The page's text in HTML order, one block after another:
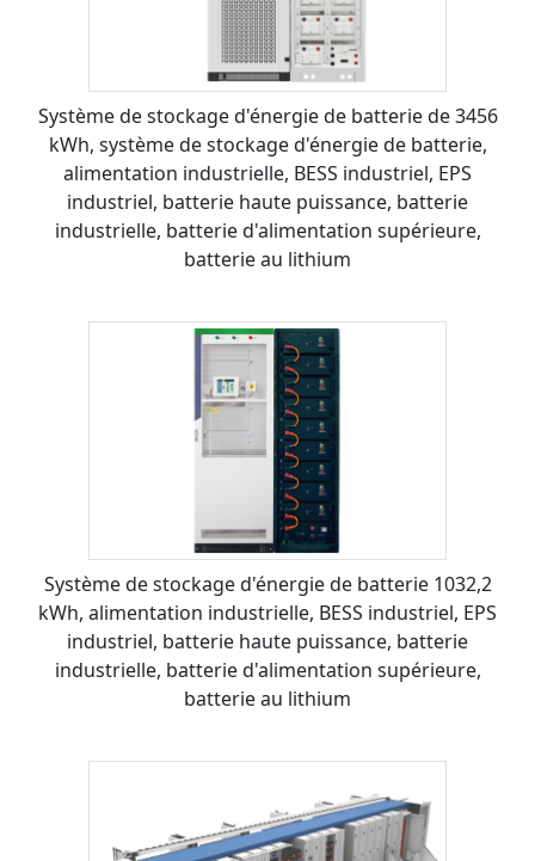
Système de stockage d'énergie de batterie de 3456
kWh, système de stockage d'énergie de batterie,
alimentation industrielle, BESS industriel, EPS
industriel, batterie haute puissance, batterie
industrielle, batterie d'alimentation supérieure,
batterie au lithium
Système de stockage d'énergie de batterie 1032,2
kWh, alimentation industrielle, BESS industriel, EPS
industriel, batterie haute puissance, batterie
industrielle, batterie d'alimentation supérieure,
batterie au lithium